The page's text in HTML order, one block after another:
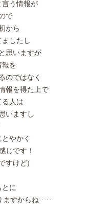
言う情報が
で
から
したし
思いますが
報を
のではなく
報を得た上で
る人は
いますし
やかく
じです！
すけど)
とに
すからね·····